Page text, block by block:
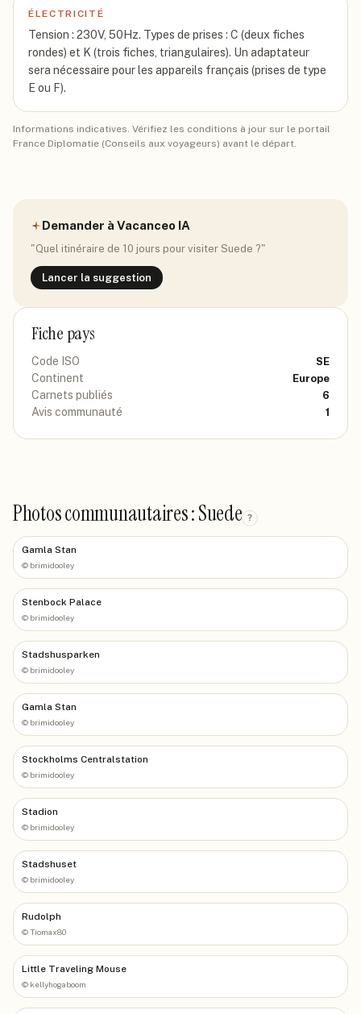
ÉLECTRICITÉ
Tension : 230V, 50Hz. Types de prises : C (deux fiches
rondes) et K (trois fiches, triangulaires). Un adaptateur
sera nécessaire pour les appareils français (prises de type
E ou F).
Informations indicatives. Vérifiez les conditions à jour sur le portail
France Diplomatie (Conseils aux voyageurs) avant le départ.
Demander à Vacanceo IA
"Quel itinéraire de 10 jours pour visiter Suede ?"
Lancer la suggestion
Fiche pays
Code ISO SE
Continent Europe
Carnets publiés 6
Avis communauté 1
Photos communautaires : Suede ?
Gamla Stan
© brimidooley
Stenbock Palace
© brimidooley
Stadshusparken
© brimidooley
Gamla Stan
© brimidooley
Stockholms Centralstation
© brimidooley
Stadion
© brimidooley
Stadshuset
© brimidooley
Rudolph
©Tiomax80
Little Traveling Mouse
© kellyhogaboom